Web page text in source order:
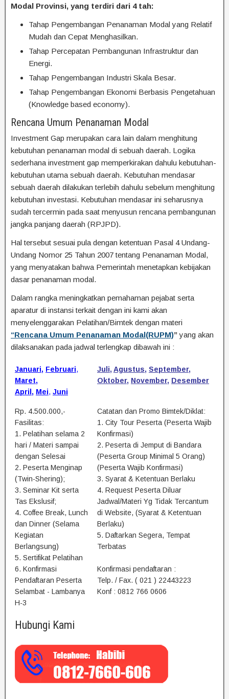
Modal Provinsi, yang terdiri dari 4 tah:
Tahap Pengembangan Penanaman Modal yang Relatif
Mudah dan Cepat Menghasilkan.
Tahap Percepatan Pembangunan Infrastruktur dan
Energi.
Tahap Pengembangan Industri Skala Besar.
Tahap Pengembangan Ekonomi Berbasis Pengetahuan
(Knowledge based economy).
Rencana Umum Penanaman Modal
Investment Gap merupakan cara lain dalam menghitung
kebutuhan penanaman modal di sebuah daerah. Logika
sederhana investment gap memperkirakan dahulu kebutuhan-
kebutuhan utama sebuah daerah. Kebutuhan mendasar
sebuah daerah dilakukan terlebih dahulu sebelum menghitung
kebutuhan investasi. Kebutuhan mendasar ini seharusnya
sudah tercermin pada saat menyusun rencana pembangunan
jangka panjang daerah (RPJPD).
Hal tersebut sesuai pula dengan ketentuan Pasal 4 Undang-
Undang Nomor 25 Tahun 2007 tentang Penanaman Modal,
yang menyatakan bahwa Pemerintah menetapkan kebijakan
dasar penanaman modal.
Dalam rangka meningkatkan pemahaman pejabat serta
aparatur di instansi terkait dengan ini kami akan
menyelenggarakan Pelatihan/Bimtek dengan materi
“Rencana Umum Penanaman Modal(RUPM)”yang akan
dilaksanakan pada jadwal terlengkap dibawah ini :
Januari, Februari,
Maret,
April , Mei, Juni
Juli, Agustus, September,
Oktober, November, Desember
Rp. 4.500.000,-
Fasilitas:
1. Pelatihan selama 2
hari / Materi sampai
dengan Selesai
2. Peserta Menginap
(Twin-Shering);
3. Seminar Kit serta
Tas Ekslusif;
4. Coffee Break, Lunch
dan Dinner (Selama
Kegiatan
Berlangsung)
5. Sertifikat Pelatihan
6. Konfirmasi
Pendaftaran Peserta
Selambat - Lambanya
H-3
Catatan dan Promo Bimtek/Diklat:
1. City Tour Peserta (Peserta Wajib
Konfirmasi)
2. Peserta di Jemput di Bandara
(Peserta Group Minimal 5 Orang)
(Peserta Wajib Konfirmasi)
3. Syarat & Ketentuan Berlaku
4. Request Peserta Diluar
Jadwal/Materi Yg Tidak Tercantum
di Website, (Syarat & Ketentuan
Berlaku)
5. Daftarkan Segera, Tempat
Terbatas
Konfirmasi pendaftaran :
Telp. / Fax. ( 021 ) 22443223
Konf : 0812 766 0606
Hubungi Kami